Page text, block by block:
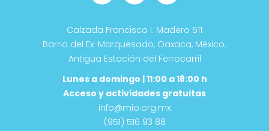
Calzada Francisco I. Madero 511
Barrio del Ex-Marquesado, Oaxaca, México.
Antigua Estación del Ferrocarril
Lunes a domingo | 11:00 a 18:00 h
Acceso y actividades gratuitas
info@mio.org.mx
(951) 516 93 88